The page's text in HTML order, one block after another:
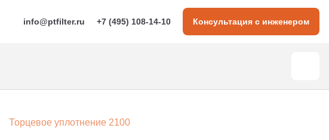
info@ptfilter.ru +7 (495) 108-14-10 Консультация с инженером
Торцевое уплотнение 2100